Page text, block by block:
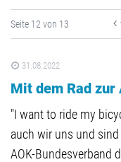
Seite 12 von 13
31.08.2022
Mit dem Rad zur
"I want to ride my
auch wir uns und
AOK-Bundesverband